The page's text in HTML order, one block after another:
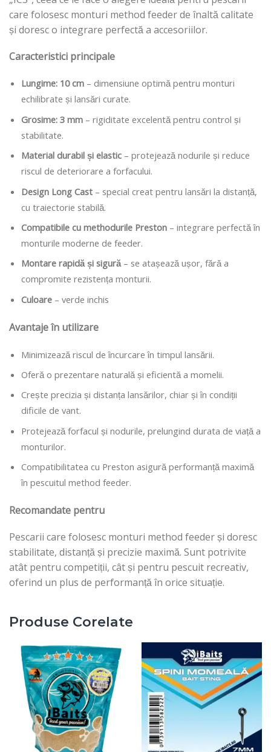
care folosesc monturi method feeder de înaltă calitate
și doresc o integrare perfectă a accesoriilor.
Caracteristici principale
Lungime: 10 cm – dimensiune optimă pentru monturi
echilibrate și lansări curate.
Grosime: 3 mm – rigiditate excelentă pentru control și
stabilitate.
Material durabil și elastic – protejează nodurile și reduce
riscul de deteriorare a forfacului.
Design Long Cast – special creat pentru lansări la distanță,
cu traiectorie stabilă.
Compatibile cu methodurile Preston – integrare perfectă în
monturile moderne de feeder.
Montare rapidă și sigură– se atașează ușor, fără a
compromite rezistența monturii.
Culoare – verde inchis
Avantaje în utilizare
Minimizează riscul de încurcare în timpul lansării.
Oferă o prezentare naturală și eficientă a momelii.
Crește precizia și distanța lansărilor, chiar și în condiții
dificile de vant.
Protejează forfacul și nodurile, prelungind durata de viață a
monturilor.
Compatibilitatea cu Preston asigură performanță maximă
în pescuitul method feeder.
Recomandate pentru
Pescarii care folosesc monturi method feeder și doresc
stabilitate, distanță și precizie maximă. Sunt potrivite
atât pentru competiții, cât și pentru pescuit recreativ,
oferind un plus de performanță în orice situație.
Produse Corelate